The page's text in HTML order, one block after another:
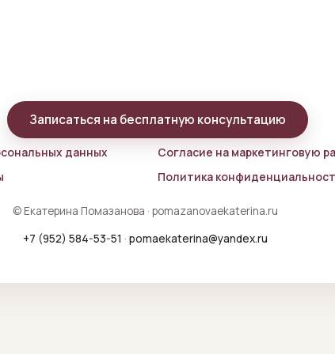
Записаться на бесплатную консультацию
данных
Согласие на маркетинговую
Политика
© Екатерина Помазанова · pomazanovaekaterina.ru
+7 (952) 584-53-51 · pomaekaterina@yandex.ru